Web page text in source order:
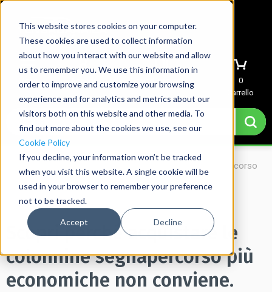
This website stores cookies on your computer.
These cookies are used to collect information
about how you interact with our website and allow
us to remember you. We use this information in
order to improve and customize your browsing
experience and for analytics and metrics about our
visitors both on this website and other media. To
find out more about the cookies we use, see our
Cookie Policy
If you decline, your information won’t be tracked
when you visit this website. A single cookie will be
used in your browser to remember your preference
not to be tracked.
Accept Decline
Menu Richiedi preventivo
0
Carrello
Scopri perché acquistare le colonnine segnapercorso
Scopri perché acquistare le
colonnine segnapercorso più
economiche non conviene.